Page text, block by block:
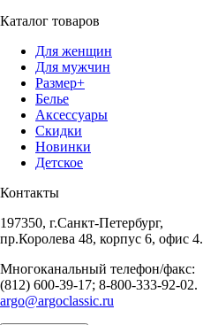
Каталог товаров
Для женщин
Для мужчин
Размер+
Белье
Аксессуары
Скидки
Новинки
Детское
Контакты
197350, г.Санкт-Петербург,
пр.Королева 48, корпус 6, офис 4.
Многоканальный телефон/факс:
(812) 600-39-17; 8-800-333-92-02.
argo@argoclassic.ru